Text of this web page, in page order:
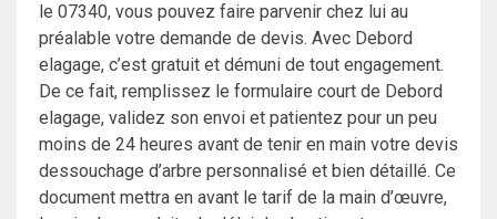
le 07340, vous pouvez faire parvenir chez lui au
préalable votre demande de devis. Avec Debord
elagage, c’est gratuit et démuni de tout engagement.
De ce fait, remplissez le formulaire court de Debord
elagage, validez son envoi et patientez pour un peu
moins de 24 heures avant de tenir en main votre devis
dessouchage d’arbre personnalisé et bien détaillé. Ce
document mettra en avant le tarif de la main d’œuvre,